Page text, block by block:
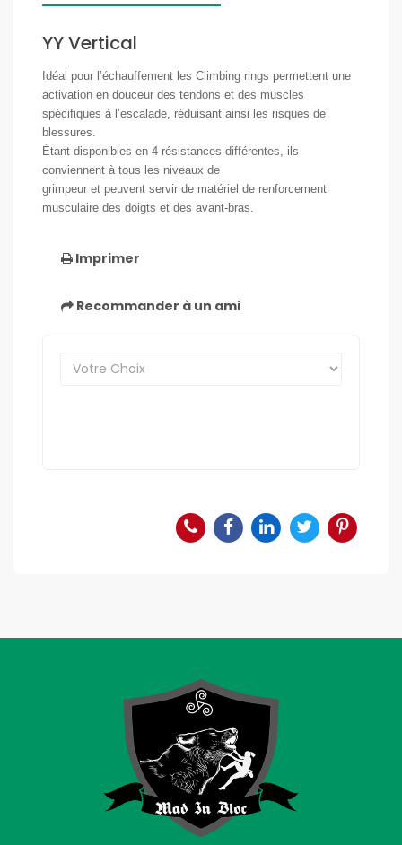
YY Vertical
Idéal pour l’échauffement les Climbing rings permettent une
activation en douceur des tendons et des muscles
spécifiques à l’escalade, réduisant ainsi les risques de
blessures.
Étant disponibles en 4 résistances différentes, ils
conviennent à tous les niveaux de
grimpeur et peuvent servir de matériel de renforcement
musculaire des doigts et des avant-bras.
Imprimer
Recommander à un ami